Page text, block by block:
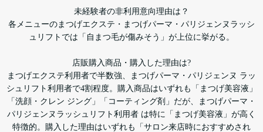
未経験者の非利用意向理由は？
各メニューのまつげエクステ・まつげパーマ・パリジェンヌラッシ
ュリフトでは「自まつ毛が傷みそう」が上位に挙がる。
店販購入商品・購入した理由は?
まつげエクステ利用者で半数強、まつげパーマ・パリジェンヌ ラッ
シュリフト利用者で4割程度。購入商品はいずれも「まつげ美容液」
「洗顔・クレン ジング」「コーティング剤」だが、まつげパーマ・
パリジェンヌラッシュリフト利用者 は特に「まつげ美容液」が高く
特徴的。購入した理由はいずれも「サロン来店時におすすめされ